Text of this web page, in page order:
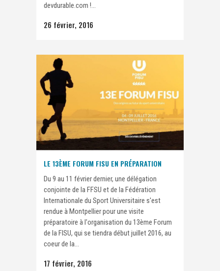
devdurable.com !...
26 février, 2016
LE 13ÈME FORUM FISU EN PRÉPARATION
Du 9 au 11 février dernier, une délégation
conjointe de la FFSU et de la Fédération
Internationale du Sport Universitaire s'est
rendue à Montpellier pour une visite
préparatoire à l'organisation du 13ème Forum
de la FISU, qui se tiendra début juillet 2016, au
coeur de la...
17 février, 2016